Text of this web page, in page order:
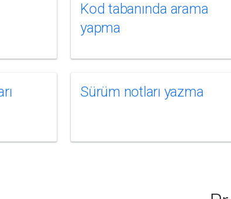
Kod tabanında arama
yapma
Sürüm notları yazma